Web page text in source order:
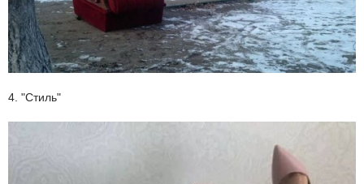
4. "Стиль"